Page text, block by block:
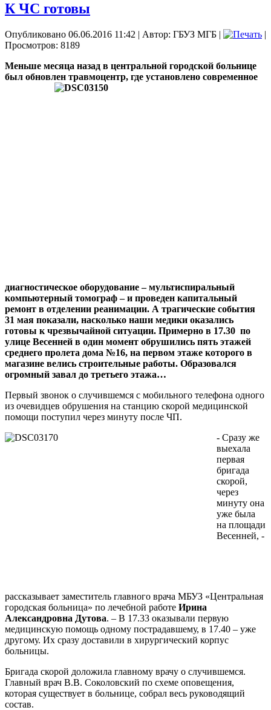
К ЧС готовы
Опубликовано 06.06.2016 11:42 | Автор: ГБУЗ МГБ |
|
Просмотров: 8189
Меньше месяца назад в центральной городской больнице
был обновлен травмоцентр, где установлено современное
диагностическое оборудование – мультиспиральный
компьютерный томограф – и проведен капитальный
ремонт в отделении реанимации. А трагические события
31 мая показали, насколько наши медики оказались
готовы к чрезвычайной ситуации. Примерно в 17.30 по
улице Весенней в один момент обрушились пять этажей
среднего пролета дома №16, на первом этаже которого в
магазине велись строительные работы. Образовался
огромный завал до третьего этажа…
Первый звонок о случившемся с мобильного телефона одного
из очевидцев обрушения на станцию скорой медицинской
помощи поступил через минуту после ЧП.
- Сразу же
выехала
первая
бригада
скорой,
через
минуту она
уже была
на площади
Весенней, -
рассказывает заместитель главного врача МБУЗ «Центральная
городская больница» по лечебной работе Ирина
Александровна Дутова. – В 17.33 оказывали первую
медицинскую помощь одному пострадавшему, в 17.40 – уже
другому. Их сразу доставили в хирургический корпус
больницы.
Бригада скорой доложила главному врачу о случившемся.
Главный врач В.В. Соколовский по схеме оповещения,
которая существует в больнице, собрал весь руководящий
состав.